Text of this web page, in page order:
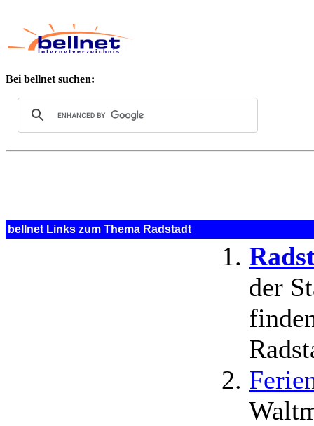
Bei bellnet suchen:
bellnet Links zum Thema Radstadt
der